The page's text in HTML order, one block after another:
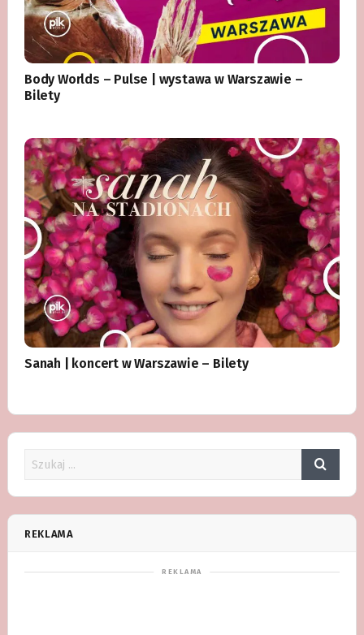
Body Worlds – Pulse | wystawa w Warszawie –
Bilety
Sanah | koncert w Warszawie – Bilety
REKLAMA